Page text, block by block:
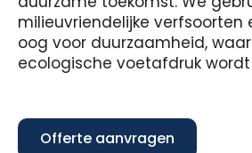
milieuvriendelijke verfsoorten
oog voor duurzaamheid,
ecologische voetafdruk wordt
Offerte aanvragen